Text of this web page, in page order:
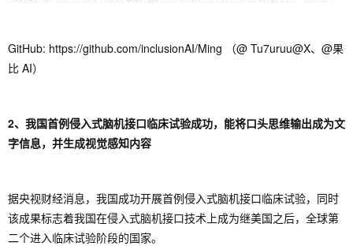
GitHub: https://github.com/inclusionAI/Ming （@ Tu7uruu@X、@果
比 AI）
2、我国首例侵入式脑机接口临床试验成功，能将口头思维输出成为文
字信息，并生成视觉感知内容
据央视财经消息，我国成功开展首例侵入式脑机接口临床试验，同时
该成果标志着我国在侵入式脑机接口技术上成为继美国之后，全球第
二个进入临床试验阶段的国家。